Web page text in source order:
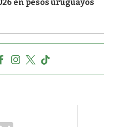
en pesos uruguayos